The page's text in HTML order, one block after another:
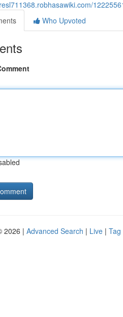
Who Upvoted
2026 | Advanced Search | Live | Tag